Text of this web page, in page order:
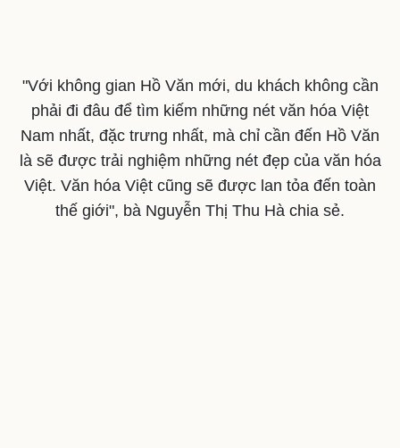
"Với không gian Hồ Văn mới, du khách không cần
phải đi đâu để tìm kiếm những nét văn hóa Việt
Nam nhất, đặc trưng nhất, mà chỉ cần đến Hồ Văn
là sẽ được trải nghiệm những nét đẹp của văn hóa
Việt. Văn hóa Việt cũng sẽ được lan tỏa đến toàn
thế giới", bà Nguyễn Thị Thu Hà chia sẻ.